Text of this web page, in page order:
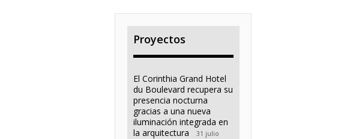
Proyectos
El Corinthia Grand Hotel
du Boulevard recupera su
presencia nocturna
gracias a una nueva
iluminación integrada en
la arquitectura
31 julio